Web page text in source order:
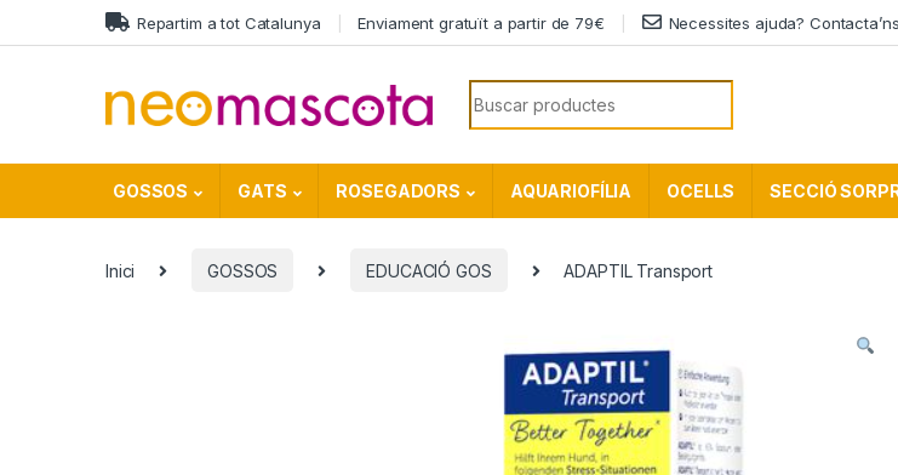
Skip to navigation
Skip to content Repartim a tot Catalunya Enviament gratuït a partir de 79€ Necessites ajuda? Contacta’ns
Search for:
GOSSOS GATS ROSEGADORS AQUARIOFÍLIA OCELLS SECCIÓ
Inici GOSSOS EDUCACIÓ GOS ADAPTIL Transport